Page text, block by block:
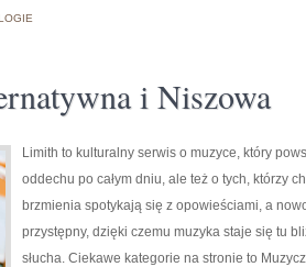
i Niszowa
Limith to kulturalny serwis o muzyce, który
oddechu po całym dniu, ale też o tych, którzy
brzmienia spotykają się z opowieściami, a
przystępny, dzięki czemu muzyka staje się tu
słucha. Ciekawe kategorie na stronie to